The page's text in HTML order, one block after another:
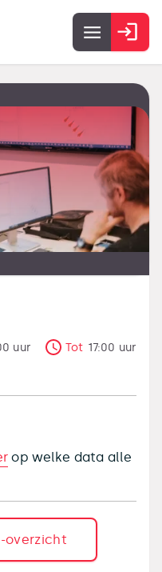
uur Tot 17:00 uur
op welke data alle
overzicht